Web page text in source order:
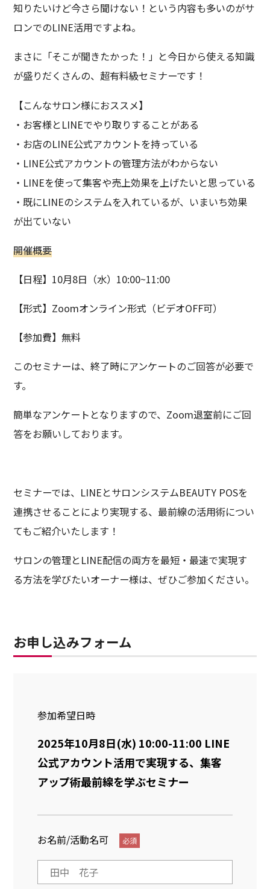
知りたいけど今さら聞けない！という内容も多いのがサ
ロンでのLINE活用ですよね。
まさに「そこが聞きたかった！」と今日から使える知識
が盛りだくさんの、超有料級セミナーです！
【こんなサロン様におススメ】
・お客様とLINEでやり取りすることがある
・お店のLINE公式アカウントを持っている
・LINE公式アカウントの管理方法がわからない
・LINEを使って集客や売上効果を上げたいと思っている
・既にLINEのシステムを入れているが、いまいち効果
が出ていない
開催概要
【日程】10月8日（水）10:00~11:00
【形式】Zoomオンライン形式（ビデオOFF可）
【参加費】無料
このセミナーは、終了時にアンケートのご回答が必要で
す。
簡単なアンケートとなりますので、Zoom退室前にご回
答をお願いしております。
セミナーでは、LINEとサロンシステムBEAUTY POSを
連携させることにより実現する、最前線の活用術につい
てもご紹介いたします！
サロンの管理とLINE配信の両方を最短・最速で実現す
る方法を学びたいオーナー様は、ぜひご参加ください。
お申し込みフォーム
参加希望日時
お名前/活動名可 必須